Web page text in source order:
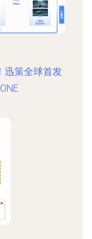
迅策全球首发